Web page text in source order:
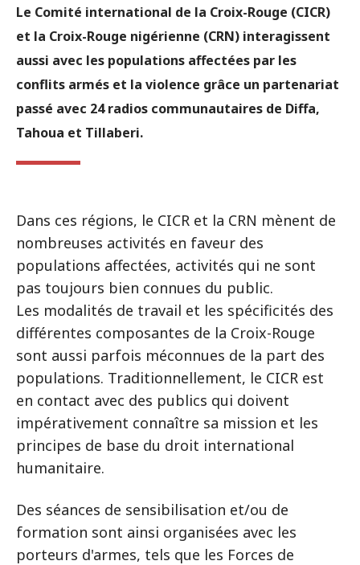
Le Comité international de la Croix-Rouge (CICR)
et la Croix-Rouge nigérienne (CRN) interagissent
aussi avec les populations affectées par les
conflits armés et la violence grâce un partenariat
passé avec 24 radios communautaires de Diffa,
Tahoua et Tillaberi.
Dans ces régions, le CICR et la CRN mènent de
nombreuses activités en faveur des
populations affectées, activités qui ne sont
pas toujours bien connues du public.
Les modalités de travail et les spécificités des
différentes composantes de la Croix-Rouge
sont aussi parfois méconnues de la part des
populations. Traditionnellement, le CICR est
en contact avec des publics qui doivent
impérativement connaître sa mission et les
principes de base du droit international
humanitaire.
Des séances de sensibilisation et/ou de
formation sont ainsi organisées avec les
porteurs d'armes, tels que les Forces de